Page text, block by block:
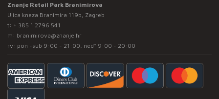
Znanje Retail Park Branimirova
Ulica kneza Branimira 119b, Zagreb
t: + 385 1 2796 541
m: branimirova@znanje.hr
rv: pon -sub 9:00 - 21:00, ned* 9:00 - 20:00